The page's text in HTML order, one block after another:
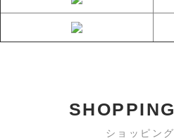
ショッピン